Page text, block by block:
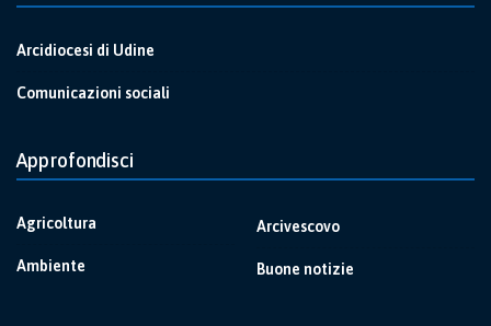
Arcidiocesi di Udine
Comunicazioni sociali
Approfondisci
Agricoltura
Ambiente
Arcivescovo
Buone notizie